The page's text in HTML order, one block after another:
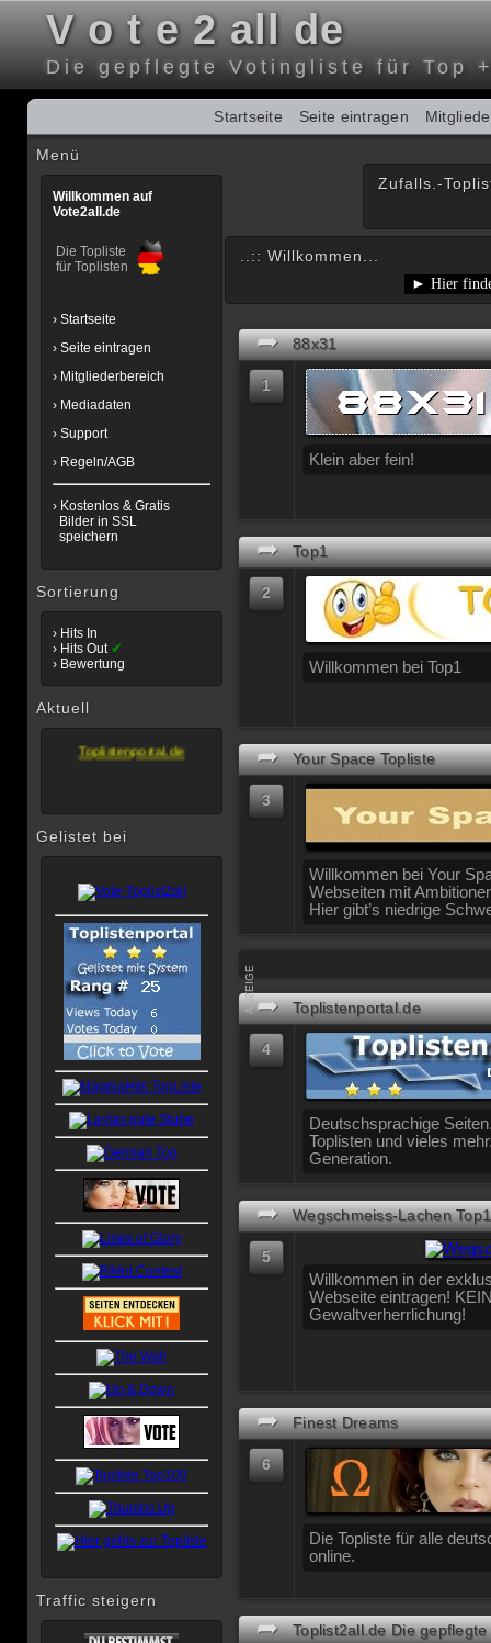
V o t e 2 all de
Die gepflegte Votingliste für Top
Startseite Seite eintragen
Menü
Willkommen auf
Vote2all.de
Die Topliste
für Toplisten
› Startseite
› Seite eintragen
› Mitgliederbereich
› Mediadaten
› Support
› Regeln/AGB
› Kostenlos & Gratis
Bilder in SSL
speichern
Sortierung
› Hits In
› Hits Out ✔
› Bewertung
Aktuell
Wir empfehlen
Unsere Allgemeine
Topliste...
Toplistenportal.de
Gelistet mit System
Gelistet bei
Traffic steigern
Zufalls.-
..:: Willkommen...
➦ 88x31
1
Klein aber fein!
➦ Top1
2
Willkommen bei Top1
➦ Your Space Topliste
3
Willkommen bei Your
Webseiten mit
Hier gibt’s niedrige
ANZEIGE➦ Toplistenportal.de
4
Deutschsprachige
Toplisten und vieles
Generation.
➦ Wegschmeiss-Lachen
5
Willkommen in der
Webseite eintragen!
Gewaltverherrlichung!
➦ Finest Dreams
6
Die Topliste für alle
online.
➦ Toplist2all.de Die gepflegte